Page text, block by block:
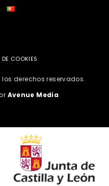
COOKIES
los derechos reservados.
Avenue Media